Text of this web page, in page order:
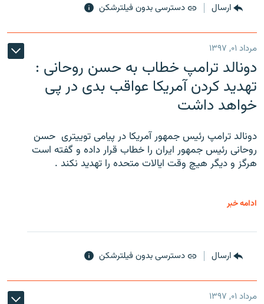
ارسال دسترسی بدون فیلترشکن
مرداد ۰۱, ۱۳۹۷
دونالد ترامپ خطاب به حسن روحانی :
تهدید کردن آمریکا عواقب بدی در پی
خواهد داشت
دونالد ترامپ رئیس جمهور آمریکا در پیامی توییتری ‌ حسن
روحانی رئیس جمهور ایران را خطاب قرار داده و گفته است
هرگز و دیگر هیچ وقت ایالات متحده را تهدید نکند .
ادامه خبر
ارسال دسترسی بدون فیلترشکن
مرداد ۰۱, ۱۳۹۷